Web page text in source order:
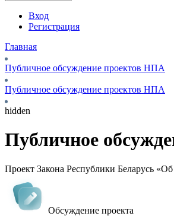
Вход
Регистрация
Главная
Публичное обсуждение проектов НПА
Публичное обсуждение проектов НПА
hidden
Публичное
Проект Закона Республики Беларусь
Обсуждение проекта